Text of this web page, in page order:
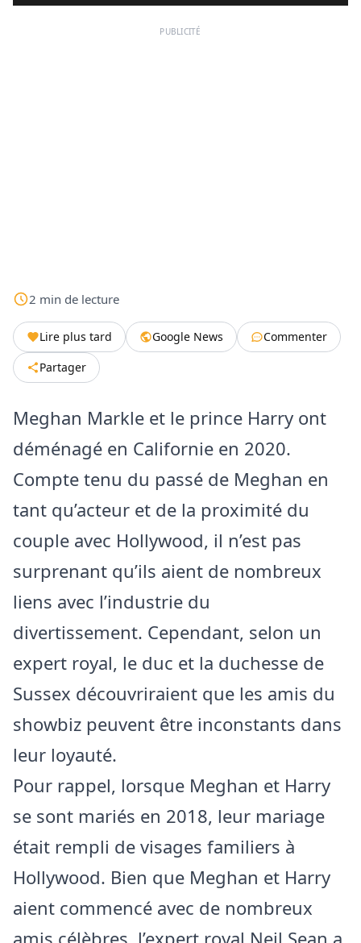
PUBLICITÉ
2 min de lecture
Lire plus tard Google News
Commenter
Partager
Meghan Markle et le prince Harry ont
déménagé en Californie en 2020.
Compte tenu du passé de Meghan en
tant qu’acteur et de la proximité du
couple avec Hollywood, il n’est pas
surprenant qu’ils aient de nombreux
liens avec l’industrie du
divertissement. Cependant, selon un
expert royal, le duc et la duchesse de
Sussex découvriraient que les amis du
showbiz peuvent être inconstants dans
leur loyauté.
Pour rappel, lorsque Meghan et Harry
se sont mariés en 2018, leur mariage
était rempli de visages familiers à
Hollywood. Bien que Meghan et Harry
aient commencé avec de nombreux
amis célèbres, l’expert royal Neil Sean a